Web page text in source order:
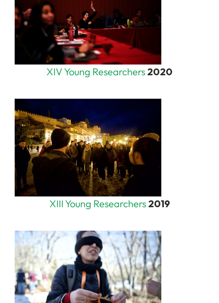
XIV Young Researchers 2020
XIII Young Researchers 2019